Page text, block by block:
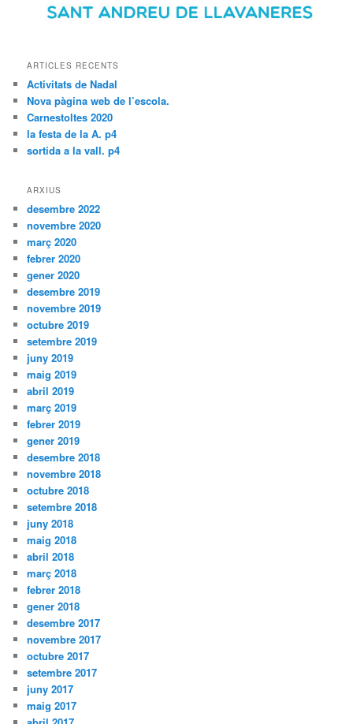
ARTICLES RECENTS
Activitats de Nadal
Nova pàgina web de l’escola.
Carnestoltes 2020
la festa de la A. p4
sortida a la vall. p4
ARXIUS
desembre 2022
novembre 2020
març 2020
febrer 2020
gener 2020
desembre 2019
novembre 2019
octubre 2019
setembre 2019
juny 2019
maig 2019
abril 2019
març 2019
febrer 2019
gener 2019
desembre 2018
novembre 2018
octubre 2018
setembre 2018
juny 2018
maig 2018
abril 2018
març 2018
febrer 2018
gener 2018
desembre 2017
novembre 2017
octubre 2017
setembre 2017
juny 2017
maig 2017